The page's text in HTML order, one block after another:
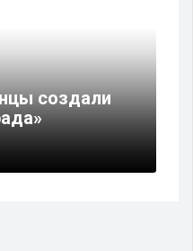
создали